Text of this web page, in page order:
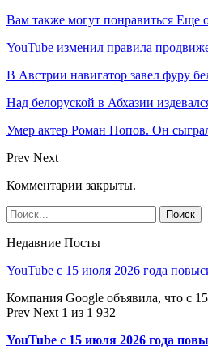
Вам также могут понравиться Еще
YouTube изменил правила
В Австрии навигатор завел фуру
Над белоруской в Абхазии
Умер актер Роман Попов. Он
Prev Next
Комментарии закрыты.
Недавние Посты
YouTube с 15 июля 2026 года
Компания Google объявила, что с
Prev Next 1 из 1 932
YouTube с 15 июля 2026 года